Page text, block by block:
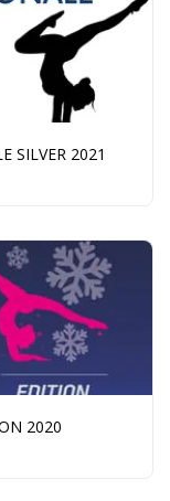
SILVER 2021
2020